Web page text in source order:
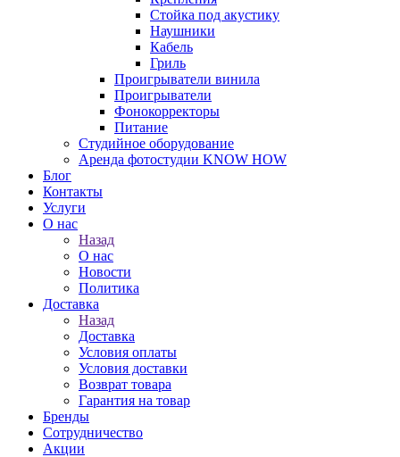
Стойка под акустику
Наушники
Кабель
Гриль
Проигрыватели винила
Проигрыватели
Фонокорректоры
Питание
Студийное оборудование
Аренда фотостудии KNOW HOW
Блог
Контакты
Услуги
О нас
Назад
О нас
Новости
Политика
Доставка
Назад
Доставка
Условия оплаты
Условия доставки
Возврат товара
Гарантия на товар
Бренды
Сотрудничество
Акции